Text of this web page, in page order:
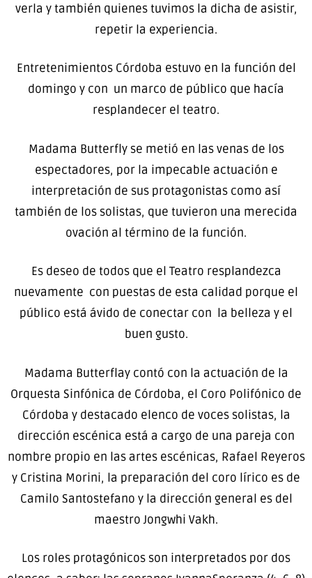
verla y también quienes tuvimos la dicha de asistir,
repetir la experiencia.
Entretenimientos Córdoba estuvo en la función del
domingo y con un marco de público que hacía
resplandecer el teatro.
Madama Butterfly se metió en las venas de los
espectadores, por la impecable actuación e
interpretación de sus protagonistas como así
también de los solistas, que tuvieron una merecida
ovación al término de la función.
Es deseo de todos que el Teatro resplandezca
nuevamente con puestas de esta calidad porque el
público está ávido de conectar con la belleza y el
buen gusto.
Madama Butterflay contó con la actuación de la
Orquesta Sinfónica de Córdoba, el Coro Polifónico de
Córdoba y destacado elenco de voces solistas, la
dirección escénica está a cargo de una pareja con
nombre propio en las artes escénicas, Rafael Reyeros
y Cristina Morini, la preparación del coro lírico es de
Camilo Santostefano y la dirección general es del
maestro Jongwhi Vakh.
Los roles protagónicos son interpretados por dos